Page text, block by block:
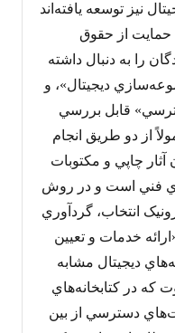
نيز توسعه يافته‌اند
از حقوق
را به دنبال داشته
ديجيتال»، و
قابل بررسي
از دو طريق انجام
چاپي و مکتوبات
فني است و در روش
انتخاب، گردآوري
خدمات و تعيين
ديجيتال مشابه
که در کتابخانه‌هاي
دسترسي از بين